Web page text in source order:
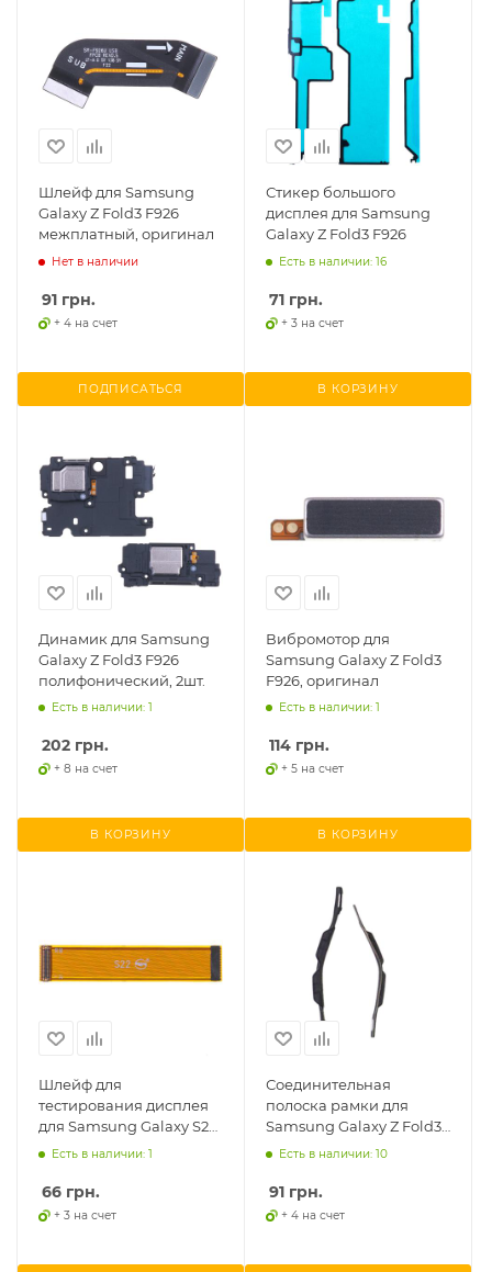
Шлейф для Samsung
Galaxy Z Fold3 F926
межплатный, оригинал
Нет в наличии
91 грн.
+ 4 на счет
ПОДПИСАТЬСЯ
Стикер большого
дисплея для Samsung
Galaxy Z Fold3 F926
Есть в наличии: 16
71 грн.
+ 3 на счет
В КОРЗИНУ
Динамик для Samsung
Galaxy Z Fold3 F926
полифонический, 2шт.
Есть в наличии: 1
202 грн.
+ 8 на счет
В КОРЗИНУ
Вибромотор для
Samsung Galaxy Z Fold3
F926, оригинал
Есть в наличии: 1
114 грн.
+ 5 на счет
В КОРЗИНУ
Шлейф для
тестирования дисплея
для Samsung Galaxy S22
5G S901, Galaxy Fold 3
Есть в наличии: 1
66 грн.
+ 3 на счет
Соединительная
полоска рамки для
Samsung Galaxy Z Fold3
5G F926, 2шт.
Есть в наличии: 10
91 грн.
+ 4 на счет